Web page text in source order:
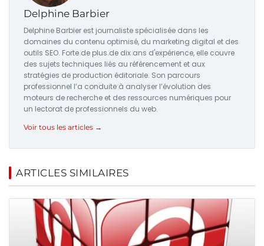
Delphine Barbier
Delphine Barbier est journaliste spécialisée dans les
domaines du contenu optimisé, du marketing digital et des
outils SEO. Forte de plus de dix ans d'expérience, elle couvre
des sujets techniques liés au référencement et aux
stratégies de production éditoriale. Son parcours
professionnel l’a conduite à analyser l’évolution des
moteurs de recherche et des ressources numériques pour
un lectorat de professionnels du web.
Voir tous les articles →
ARTICLES SIMILAIRES